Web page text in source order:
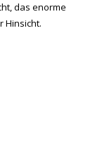
das enorme
Hinsicht.